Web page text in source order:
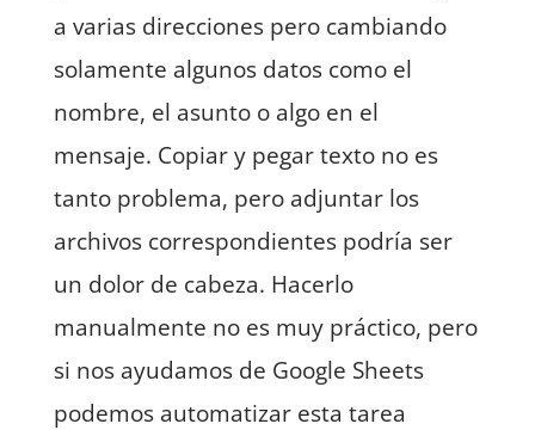
a varias direcciones pero cambiando
solamente algunos datos como el
nombre, el asunto o algo en el
mensaje. Copiar y pegar texto no es
tanto problema, pero adjuntar los
archivos correspondientes podría ser
un dolor de cabeza. Hacerlo
manualmente no es muy práctico, pero
si nos ayudamos de Google Sheets
podemos automatizar esta tarea